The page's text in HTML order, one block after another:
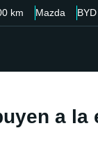
km Mazda
a